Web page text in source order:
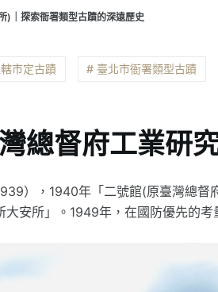
)｜探索衙署類型古蹟的深遠歷史
市定古蹟 # 臺北市衙署類型古蹟
總督府工業研
），1940年「二號館(原臺灣總督
安所」。1949年，在國防優先的